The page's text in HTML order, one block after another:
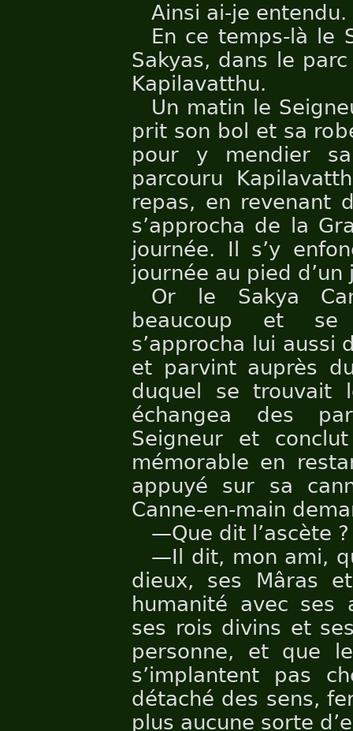
Ainsi ai-je entendu.
En ce temps-là le
Sakyas, dans le
Kapilavatthu.
Un matin le
prit son bol et sa
pour y mendier
parcouru
repas, en revenant
s’approcha de la
journée. Il s’y
journée au pied
Or le Sakya
beaucoup et se
s’approcha lui aussi
et parvint auprès
duquel se trouvait
échangea des
Seigneur et
mémorable en
appuyé sur sa
Canne-en-main
—Que dit l’ascète
—Il dit, mon ami,
dieux, ses Mâras
humanité avec ses
ses rois divins et
personne, et que
s’implantent pas
détaché des sens,
plus aucune sorte